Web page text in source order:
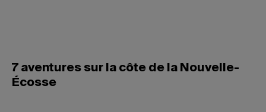
7 aventures sur la côte de la Nouvelle-
Écosse